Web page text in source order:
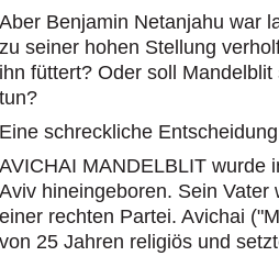
Aber Benjamin Netanjahu war
zu seiner hohen Stellung
ihn füttert? Oder soll
tun?
Eine schreckliche
AVICHAI MANDELBLIT wurde
Aviv hineingeboren. Sein
einer rechten Partei. Avichai
von 25 Jahren religiös und